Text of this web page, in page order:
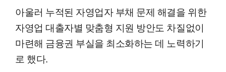
아울러 누적된 자영업자 부채 문제 해결을 위한
자영업 대출자별 맞춤형 지원 방안도 차질없이
마련해 금융권 부실을 최소화하는 데 노력하기
로 했다.